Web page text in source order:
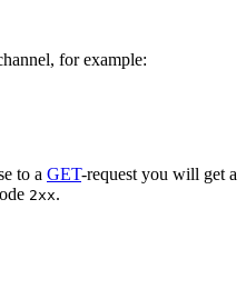
for example:
to a GET-request you will get a
2xx.